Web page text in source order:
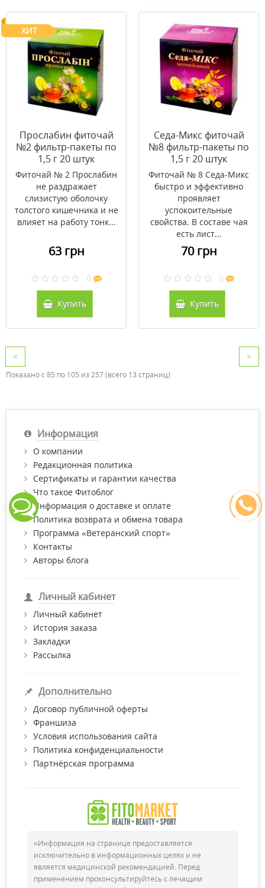
ХИТ
Прослабин фиточай
№2 фильтр-пакеты по
1,5 г 20 штук
Фиточай № 2 Прослабин
не раздражает
слизистую оболочку
толстого кишечника и не
влияет на работу тонк...
63 грн
0
Купить
Седа-Микс фиточай
№8 фильтр-пакеты по
1,5 г 20 штук
Фиточай № 8 Седа-Микс
быстро и эффективно
проявляет
успокоительные
свойства. В составе чая
есть лист...
70 грн
0
Купить
< >
Показано с 85 по 105 из 257 (всего 13 страниц)
Информация
О компании
Редакционная политика
Сертификаты и гарантии качества
Что такое Фитоблог
Информация о доставке и оплате
Политика возврата и обмена товара
Программа «Ветеранский спорт»
Контакты
Авторы блога
Личный кабинет
Личный кабинет
История заказа
Закладки
Рассылка
Дополнительно
Договор публичной оферты
Франшиза
Условия использования сайта
Политика конфиденциальности
Партнёрская программа
«Информация на странице предоставляется
исключительно в информационных целях и не
является медицинской рекомендацией. Перед
применением проконсультируйтесь с лечащим